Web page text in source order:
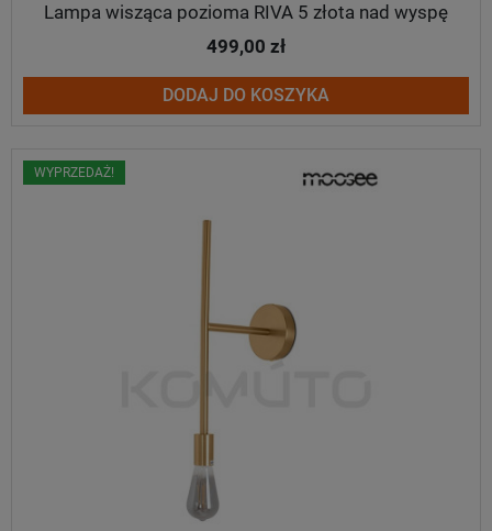
Lampa wisząca pozioma RIVA 5 złota nad wyspę
499,00 zł
DODAJ DO KOSZYKA
WYPRZEDAŻ!